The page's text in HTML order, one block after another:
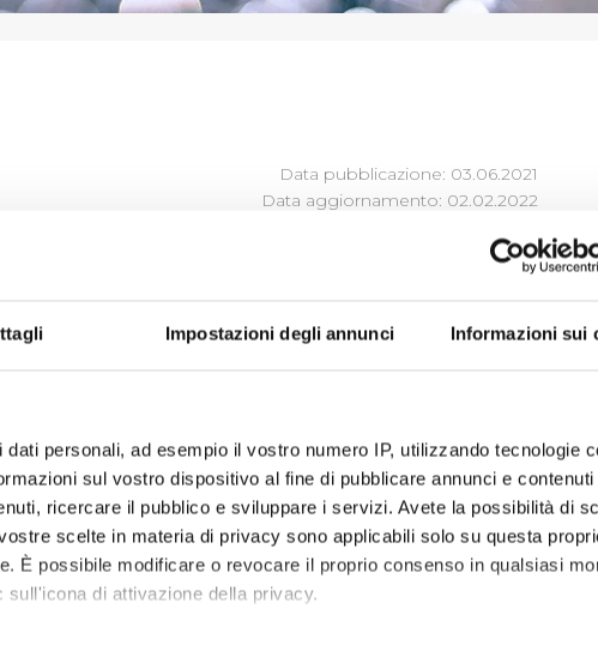
Impostazioni degli annunci Informazioni sui
dati personali, ad esempio il vostro numero IP, utilizzando tecnologie
sul vostro dispositivo al fine di pubblicare annunci e contenuti
ricercare il pubblico e sviluppare i servizi. Avete la possibilità di
scelte in materia di privacy sono applicabili solo su questa
È possibile modificare o revocare il proprio consenso in qualsiasi
di attivazione della privacy.
Data pubblicazione: 03.06.2021
Data aggiornamento: 02.02.2022
e cerca di comprendere i bisogni, i desideri che il cittadino
questi orienta le proprie scelte, le proprie decisioni per cercare
documentazione)